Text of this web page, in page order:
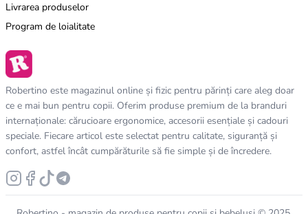
Livrarea produselor
Program de loialitate
Robertino este magazinul online și fizic pentru părinți care aleg doar
ce e mai bun pentru copii. Oferim produse premium de la branduri
internaționale: cărucioare ergonomice, accesorii esențiale și cadouri
speciale. Fiecare articol este selectat pentru calitate, siguranță și
confort, astfel încât cumpărăturile să fie simple și de încredere.